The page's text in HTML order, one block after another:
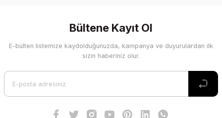
Bültene Kayıt Ol
E-bülten listemize kaydolduğunuzda, kampanya ve duyurulardan ilk
sizin haberiniz olur.